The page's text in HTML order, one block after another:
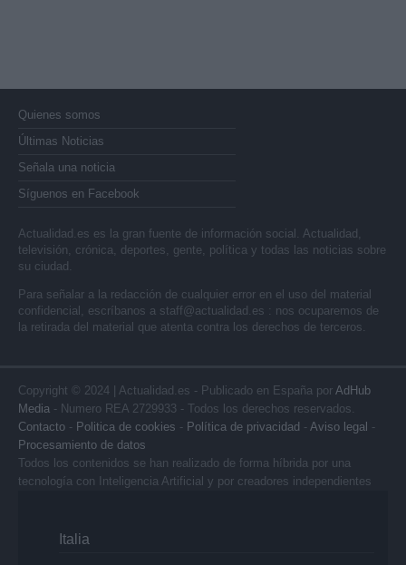
Quienes somos
Últimas Noticias
Señala una noticia
Síguenos en Facebook
Actualidad.es es la gran fuente de información social. Actualidad,
televisión, crónica, deportes, gente, política y todas las noticias sobre
su ciudad.
Para señalar a la redacción de cualquier error en el uso del material
confidencial, escríbanos a staff@actualidad.es : nos ocuparemos de
la retirada del material que atenta contra los derechos de terceros.
Copyright © 2024 | Actualidad.es - Publicado en España por AdHub
Media - Numero REA 2729933 - Todos los derechos reservados.
Contacto - Politica de cookies - Política de privacidad - Aviso legal -
Procesamiento de datos
Todos los contenidos se han realizado de forma híbrida por una
tecnología con Inteligencia Artificial y por creadores independientes
Italia